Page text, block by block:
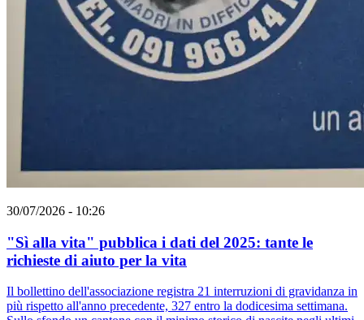
30/07/2026 - 10:26
"Sì alla vita" pubblica i dati del 2025: tante le
richieste di aiuto per la vita
Il bollettino dell'associazione registra 21 interruzioni di gravidanza in
più rispetto all'anno precedente, 327 entro la dodicesima settimana.